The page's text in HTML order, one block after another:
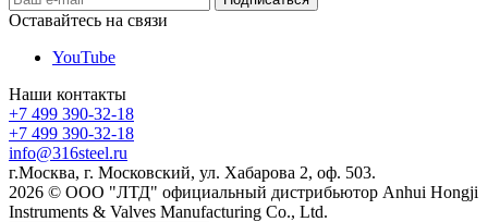
Оставайтесь на связи
YouTube
Наши контакты
+7 499 390-32-18
+7 499 390-32-18
info@316steel.ru
г.Москва, г. Московский, ул. Хабарова 2, оф. 503.
2026 © ООО "ЛТД" официальный дистрибьютор Anhui Hongji
Instruments & Valves Manufacturing Co., Ltd.